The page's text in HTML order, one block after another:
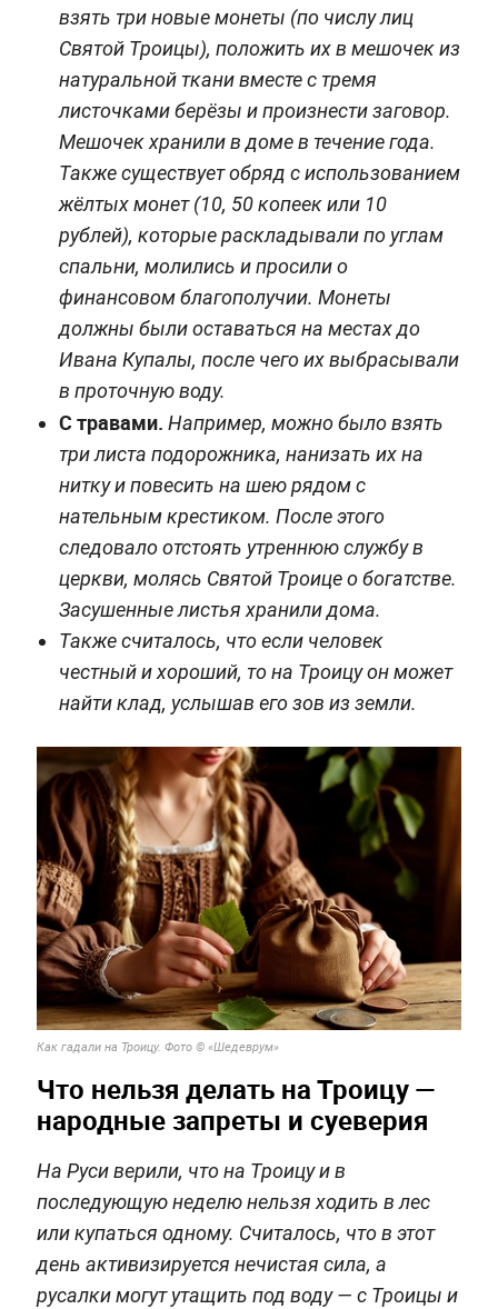
взять три новые монеты (по числу лиц
Святой Троицы), положить их в мешочек из
натуральной ткани вместе с тремя
листочками берёзы и произнести заговор.
Мешочек хранили в доме в течение года.
Также существует обряд с использованием
жёлтых монет (10, 50 копеек или 10
рублей), которые раскладывали по углам
спальни, молились и просили о
финансовом благополучии. Монеты
должны были оставаться на местах до
Ивана Купалы, после чего их выбрасывали
в проточную воду.
С травами. Например, можно было взять
три листа подорожника, нанизать их на
нитку и повесить на шею рядом с
нательным крестиком. После этого
следовало отстоять утреннюю службу в
церкви, молясь Святой Троице о богатстве.
Засушенные листья хранили дома.
Также считалось, что если человек
честный и хороший, то на Троицу он может
найти клад, услышав его зов из земли.
Как гадали на Троицу. Фото © «Шедеврум»
Что нельзя делать на Троицу —
народные запреты и суеверия
На Руси верили, что на Троицу и в
последующую неделю нельзя ходить в лес
или купаться одному. Считалось, что в этот
день активизируется нечистая сила, а
русалки могут утащить под воду — с Троицы и